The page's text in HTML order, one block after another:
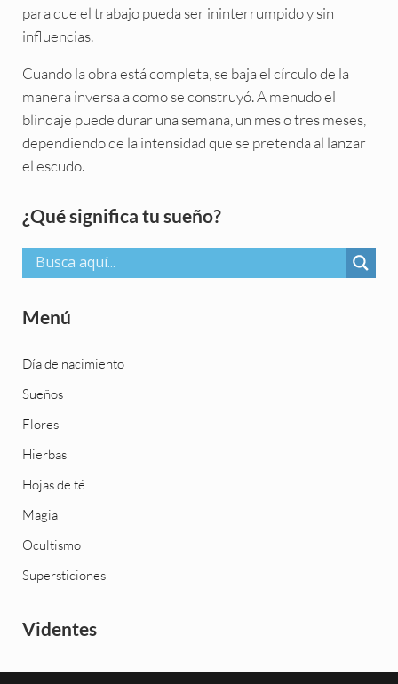
para que el trabajo pueda ser ininterrumpido y sin
influencias.
Cuando la obra está completa, se baja el círculo de la
manera inversa a como se construyó. A menudo el
blindaje puede durar una semana, un mes o tres meses,
dependiendo de la intensidad que se pretenda al lanzar
el escudo.
Sidebar
¿Qué significa tu sueño?
Menú
Día de nacimiento
Sueños
Flores
Hierbas
Hojas de té
Magia
Ocultismo
Supersticiones
Videntes